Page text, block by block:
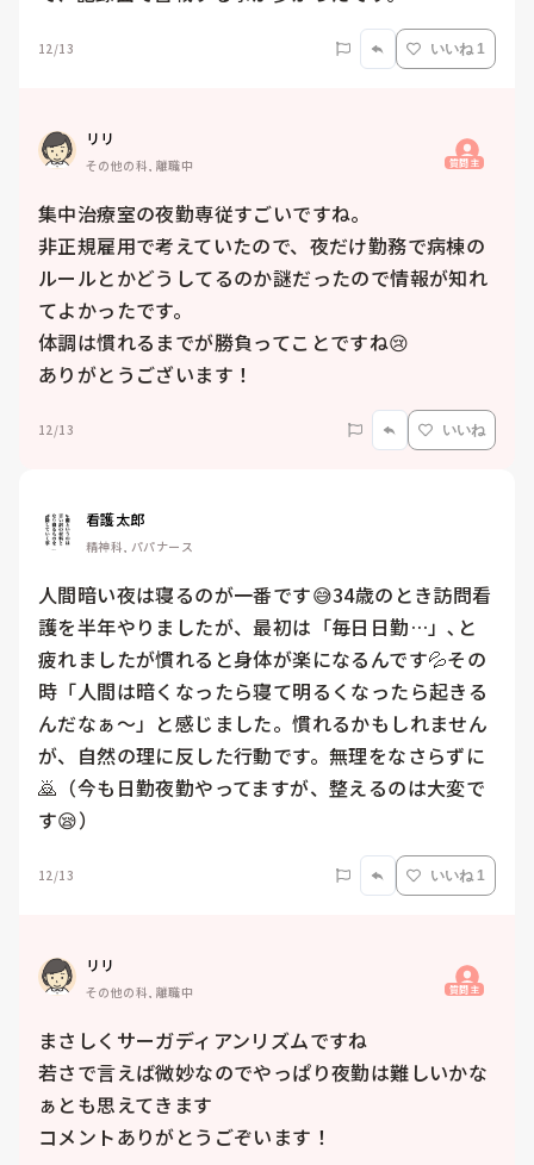
12/13 いいね 1
リリ
その他の科, 離職中 質問主
集中治療室の夜勤専従すごいですね。
非正規雇用で考えていたので、夜だけ勤務で病棟の
ルールとかどうしてるのか謎だったので情報が知れ
てよかったです。
体調は慣れるまでが勝負ってことですね😢
ありがとうございます！
12/13 いいね
看護太郎
精神科, パパナース
人間暗い夜は寝るのが一番です😅34歳のとき訪問看
護を半年やりましたが、最初は「毎日日勤…」､と
疲れましたが慣れると身体が楽になるんです💦その
時「人間は暗くなったら寝て明るくなったら起きる
んだなぁ〜」と感じました。慣れるかもしれません
が、自然の理に反した行動です。無理をなさらずに
🙇（今も日勤夜勤やってますが、整えるのは大変で
す😪）
12/13 いいね 1
リリ
その他の科, 離職中 質問主
まさしくサーガディアンリズムですね
若さで言えば微妙なのでやっぱり夜勤は難しいかな
ぁとも思えてきます
コメントありがとうごぞいます！